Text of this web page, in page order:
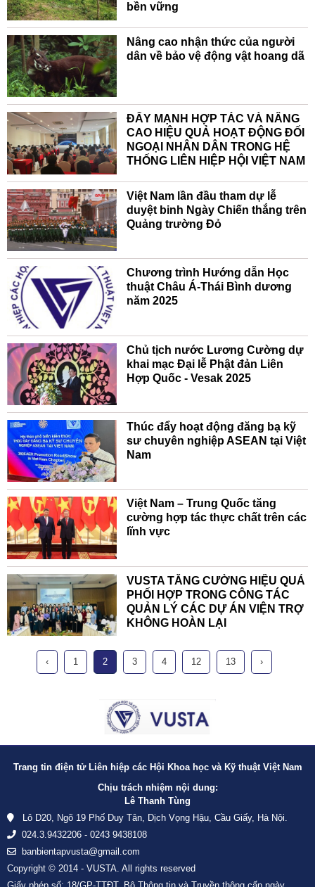
bền vững
Nâng cao nhận thức của người
dân về bảo vệ động vật hoang dã
ĐẨY MẠNH HỢP TÁC VÀ NÂNG
CAO HIỆU QUẢ HOẠT ĐỘNG ĐỐI
NGOẠI NHÂN DÂN TRONG HỆ
THỐNG LIÊN HIỆP HỘI VIỆT NAM
Việt Nam lần đầu tham dự lễ
duyệt binh Ngày Chiến thắng trên
Quảng trường Đỏ
Chương trình Hướng dẫn Học
thuật Châu Á-Thái Bình dương
năm 2025
Chủ tịch nước Lương Cường dự
khai mạc Đại lễ Phật đản Liên
Hợp Quốc - Vesak 2025
Thúc đẩy hoạt động đăng bạ kỹ
sư chuyên nghiệp ASEAN tại Việt
Nam
Việt Nam – Trung Quốc tăng
cường hợp tác thực chất trên các
lĩnh vực
VUSTA TĂNG CƯỜNG HIỆU QUẢ
PHỐI HỢP TRONG CÔNG TÁC
QUẢN LÝ CÁC DỰ ÁN VIỆN TRỢ
KHÔNG HOÀN LẠI
‹ 1 2 3 4 12 13 ›
Trang tin điện tử Liên hiệp các Hội Khoa học và Kỹ thuật Việt Nam
Chịu trách nhiệm nội dung:
Lê Thanh Tùng
Lô D20, Ngõ 19 Phố Duy Tân, Dịch Vọng Hậu, Cầu Giấy, Hà Nội.
024.3.9432206 - 0243 9438108
banbientapvusta@gmail.com
Copyright © 2014 - VUSTA. All rights reserved